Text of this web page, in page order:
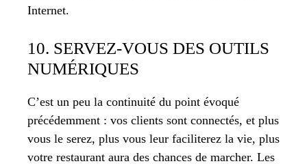
Internet.
10. SERVEZ-VOUS DES OUTILS
NUMÉRIQUES
C’est un peu la continuité du point évoqué
précédemment : vos clients sont connectés, et plus
vous le serez, plus vous leur faciliterez la vie, plus
votre restaurant aura des chances de marcher. Les